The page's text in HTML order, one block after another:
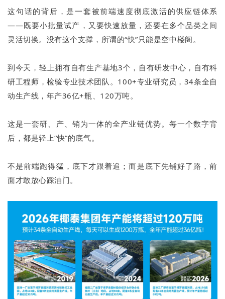
这句话的背后，是一套被前端速度彻底激活的供应链体系
——既要小批量试产，又要快速放量，还要在多个品类之间
灵活切换。没有这个支撑，所谓的“快”只能是空中楼阁。
到今天，轻上拥有自有生产基地3个，自有研发中心，自有科
研工程师，检验专业技术团队。100+专业研究员，34条全自
动生产线，年产36亿+瓶、120万吨。
这是一套研、产、销为一体的全产业链优势。每一个数字背
后，都是轻上“快”的底气。
不是前端跑得猛，底下才跟着追；而是底下先铺好了路，前
面才敢放心踩油门。